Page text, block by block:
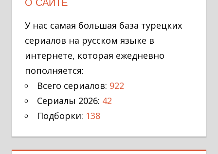
О САЙТЕ
У нас самая большая база турецких
сериалов на русском языке в
интернете, которая ежедневно
пополняется:
Всего сериалов: 922
Сериалы 2026: 42
Подборки: 138